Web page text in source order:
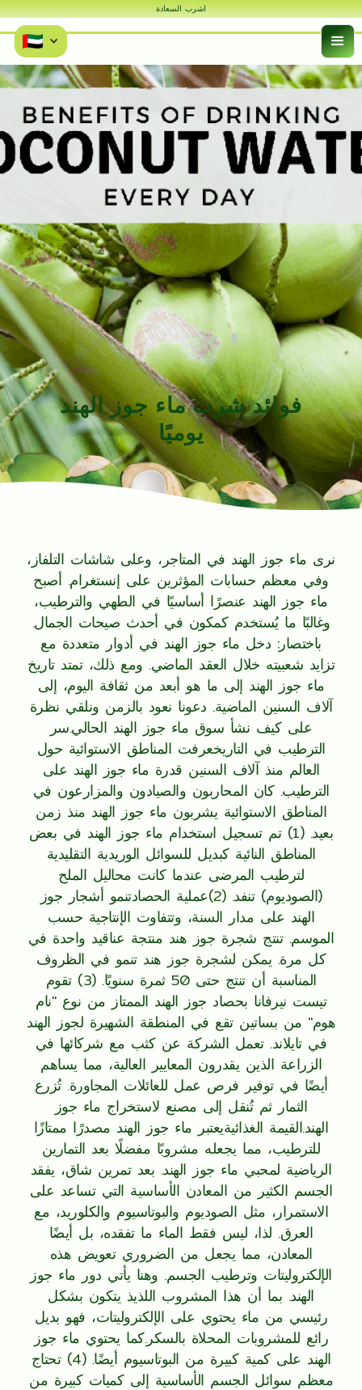
اشرب السعادة
فوائد شرب ماء جوز الهند
يوميًا
نرى ماء جوز الهند في المتاجر، وعلى شاشات التلفاز،
وفي معظم حسابات المؤثرين على إنستغرام. أصبح
ماء جوز الهند عنصرًا أساسيًا في الطهي والترطيب،
وغالبًا ما يُستخدم كمكون في أحدث صيحات الجمال.
باختصار: دخل ماء جوز الهند في أدوار متعددة مع
تزايد شعبيته خلال العقد الماضي. ومع ذلك، تمتد تاريخ
ماء جوز الهند إلى ما هو أبعد من ثقافة اليوم، إلى
آلاف السنين الماضية. دعونا نعود بالزمن ونلقي نظرة
على كيف نشأ سوق ماء جوز الهند الحالي.سر
الترطيب في التاريخعرفت المناطق الاستوائية حول
العالم منذ آلاف السنين قدرة ماء جوز الهند على
الترطيب. كان المحاربون والصيادون والمزارعون في
المناطق الاستوائية يشربون ماء جوز الهند منذ زمن
بعيد. (1) تم تسجيل استخدام ماء جوز الهند في بعض
المناطق النائية كبديل للسوائل الوريدية التقليدية
لترطيب المرضى عندما كانت محاليل الملح
(الصوديوم) تنفد. (2)عملية الحصادتنمو أشجار جوز
الهند على مدار السنة، وتتفاوت الإنتاجية حسب
الموسم. تنتج شجرة جوز هند منتجة عناقيد واحدة في
كل مرة. يمكن لشجرة جوز هند تنمو في الظروف
المناسبة أن تنتج حتى 50 ثمرة سنويًا. (3) تقوم
تيست نيرفانا بحصاد جوز الهند الممتاز من نوع "نام
هوم" من بساتين تقع في المنطقة الشهيرة لجوز الهند
في تايلاند. تعمل الشركة عن كثب مع شركائها في
الزراعة الذين يقدرون المعايير العالية، مما يساهم
أيضًا في توفير فرص عمل للعائلات المجاورة. تُزرع
الثمار ثم تُنقل إلى مصنع لاستخراج ماء جوز
الهند.القيمة الغذائيةيعتبر ماء جوز الهند مصدرًا ممتازًا
للترطيب، مما يجعله مشروبًا مفضلًا بعد التمارين
الرياضية لمحبي ماء جوز الهند. بعد تمرين شاق، يفقد
الجسم الكثير من المعادن الأساسية التي تساعد على
الاستمرار، مثل الصوديوم والبوتاسيوم والكلوريد، مع
العرق. لذا، ليس فقط الماء ما تفقده، بل أيضًا
المعادن، مما يجعل من الضروري تعويض هذه
الإلكتروليتات وترطيب الجسم. وهنا يأتي دور ماء جوز
الهند. بما أن هذا المشروب اللذيذ يتكون بشكل
رئيسي من ماء يحتوي على الإلكتروليتات، فهو بديل
رائع للمشروبات المحلاة بالسكر.كما يحتوي ماء جوز
الهند على كمية كبيرة من البوتاسيوم أيضًا. (4) تحتاج
معظم سوائل الجسم الأساسية إلى كميات كبيرة من